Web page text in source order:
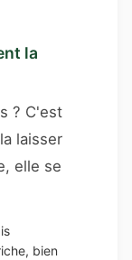
la
? C'est
laisser
elle se
bien